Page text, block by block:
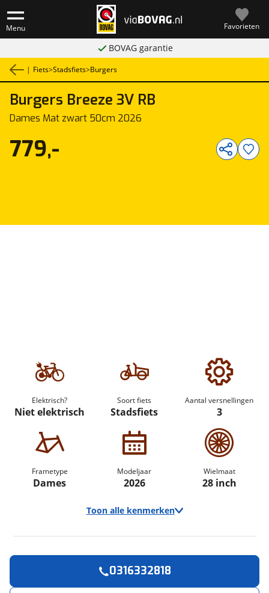
Menu Favorieten
BOVAG garantie
| Fiets>Stadsfiets>Burgers
Burgers Breeze 3V RB
Dames Mat zwart 50cm 2026
Elektrisch?
Niet elektrisch
Soort fiets
Stadsfiets
Aantal versnellingen
3
Frametype
Dames
Modeljaar
2026
Wielmaat
28 inch
Toon alle kenmerken
779,-
0316332818
nu!